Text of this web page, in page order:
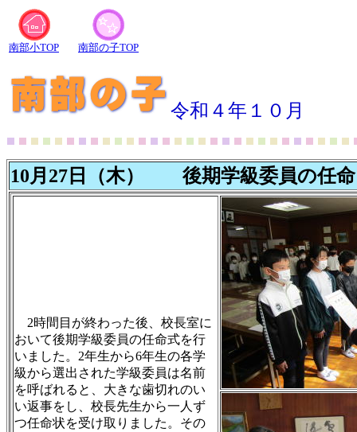
南部小TOP 南部の子TOP
令和４年１０月
10月27日（木） 後期学級委員の任
2時間目が終わった後、校長室に
おいて後期学級委員の任命式を行
いました。2年生から6年生の各学
級から選出された学級委員は名前
を呼ばれると、大きな歯切れのい
い返事をし、校長先生から一人ず
つ任命状を受け取りました。その